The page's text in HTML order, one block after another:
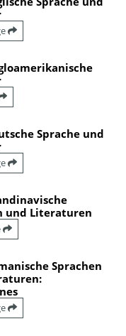
Sprache und
und Literaturen
Sprachen